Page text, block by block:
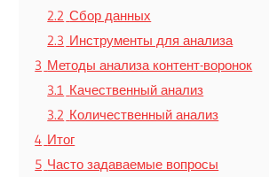
2.2 Сбор данных
2.3 Инструменты для анализа
3 Методы анализа контент-воронок
3.1 Качественный анализ
3.2 Количественный анализ
4 Итог
5 Часто задаваемые вопросы